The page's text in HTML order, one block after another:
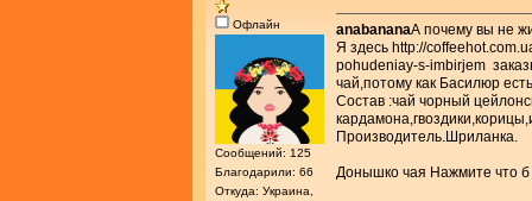
Офлайн
Сообщений: 125
Благодарили: 66
Откуда: Украина,
anabananaА почему вы не
Я здесь http://
pohudeniay-s-imbirjem
чай,потому как Басилюр
Состав :чай чорный
Производитель.Шриланка.
Донышко чая Нажмите что б